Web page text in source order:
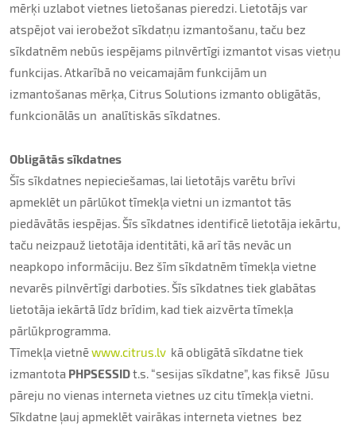
mērķi uzlabot vietnes lietošanas pieredzi. Lietotājs var
atspējot vai ierobežot sīkdatņu izmantošanu, taču bez
sīkdatnēm nebūs iespējams pilnvērtīgi izmantot visas vietņu
funkcijas. Atkarībā no veicamajām funkcijām un
izmantošanas mērķa, Citrus Solutions izmanto obligātās,
funkcionālās un analītiskās sīkdatnes.
Obligātās sīkdatnes
Šīs sīkdatnes nepieciešamas, lai lietotājs varētu brīvi
apmeklēt un pārlūkot tīmekļa vietni un izmantot tās
piedāvātās iespējas. Šīs sīkdatnes identificē lietotāja iekārtu,
taču neizpauž lietotāja identitāti, kā arī tās nevāc un
neapkopo informāciju. Bez šīm sīkdatnēm tīmekļa vietne
nevarēs pilnvērtīgi darboties. Šīs sīkdatnes tiek glabātas
lietotāja iekārtā līdz brīdim, kad tiek aizvērta tīmekļa
pārlūkprogramma.
Tīmekļa vietnēwww.citrus.lv kā obligātā sīkdatne tiek
izmantota PHPSESSIDt.s. “sesijas sīkdatne”, kas fiksē Jūsu
pāreju no vienas interneta vietnes uz citu tīmekļa vietni.
Sīkdatne ļauj apmeklēt vairākas interneta vietnes bez